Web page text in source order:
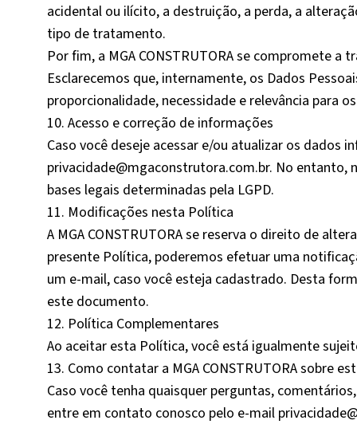
acidental ou ilícito, a destruição, a perda, a
tipo de tratamento.
Por fim, a MGA CONSTRUTORA se compromete
Esclarecemos que, internamente, os Dados
proporcionalidade, necessidade e relevância para
10. Acesso e correção de informações
Caso você deseje acessar e/ou atualizar os dados
privacidade@mgaconstrutora.com.br. No entanto,
bases legais determinadas pela LGPD.
11. Modificações nesta Política
A MGA CONSTRUTORA se reserva o direito de
presente Política, poderemos efetuar uma
um e-mail, caso você esteja cadastrado. Desta
este documento.
12. Política Complementares
Ao aceitar esta Política, você está igualmente
13. Como contatar a MGA CONSTRUTORA sobre
Caso você tenha quaisquer perguntas,
entre em contato conosco pelo e-mail